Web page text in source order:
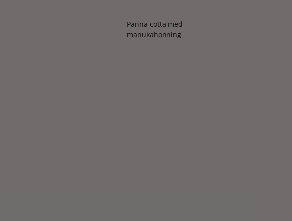
Panna cotta med
manukahonning